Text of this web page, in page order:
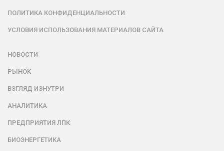
ПОЛИТИКА КОНФИДЕНЦИАЛЬНОСТИ
УСЛОВИЯ ИСПОЛЬЗОВАНИЯ МАТЕРИАЛОВ САЙТА
НОВОСТИ
РЫНОК
ВЗГЛЯД ИЗНУТРИ
АНАЛИТИКА
ПРЕДПРИЯТИЯ ЛПК
БИОЭНЕРГЕТИКА